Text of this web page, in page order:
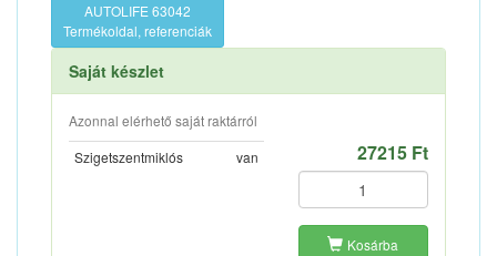
AUTOLIFE 63042
Termékoldal, referenciák
Saját készlet
Azonnal elérhető saját raktárról
Szigetszentmiklós
van 27215 Ft
Kosárba